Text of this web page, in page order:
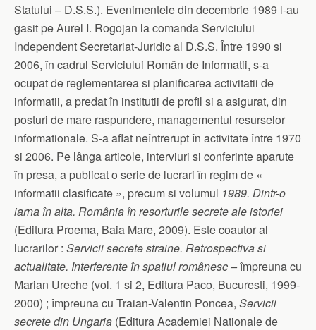
Statului – D.S.S.). Evenimentele din decembrie 1989 l-au
gasit pe Aurel I. Rogojan la comanda Serviciului
Independent Secretariat-Juridic al D.S.S. Între 1990 si
2006, în cadrul Serviciului Român de Informatii, s-a
ocupat de reglementarea si planificarea activitatii de
informatii, a predat în institutii de profil si a asigurat, din
posturi de mare raspundere, managementul resurselor
informationale. S-a aflat neîntrerupt în activitate între 1970
si 2006. Pe lânga articole, interviuri si conferinte aparute
în presa, a publicat o serie de lucrari în regim de «
informatii clasificate », precum si volumul 1989. Dintr-o
iarna în alta. România în resorturile secrete ale istoriei
(Editura Proema, Baia Mare, 2009). Este coautor al
lucrarilor : Servicii secrete straine. Retrospectiva si
actualitate. Interferente în spatiul românesc –împreuna cu
Marian Ureche (vol. 1 si 2, Editura Paco, Bucuresti, 1999-
2000) ; împreuna cu Traian-Valentin Poncea, Servicii
secrete din Ungaria (Editura Academiei Nationale de